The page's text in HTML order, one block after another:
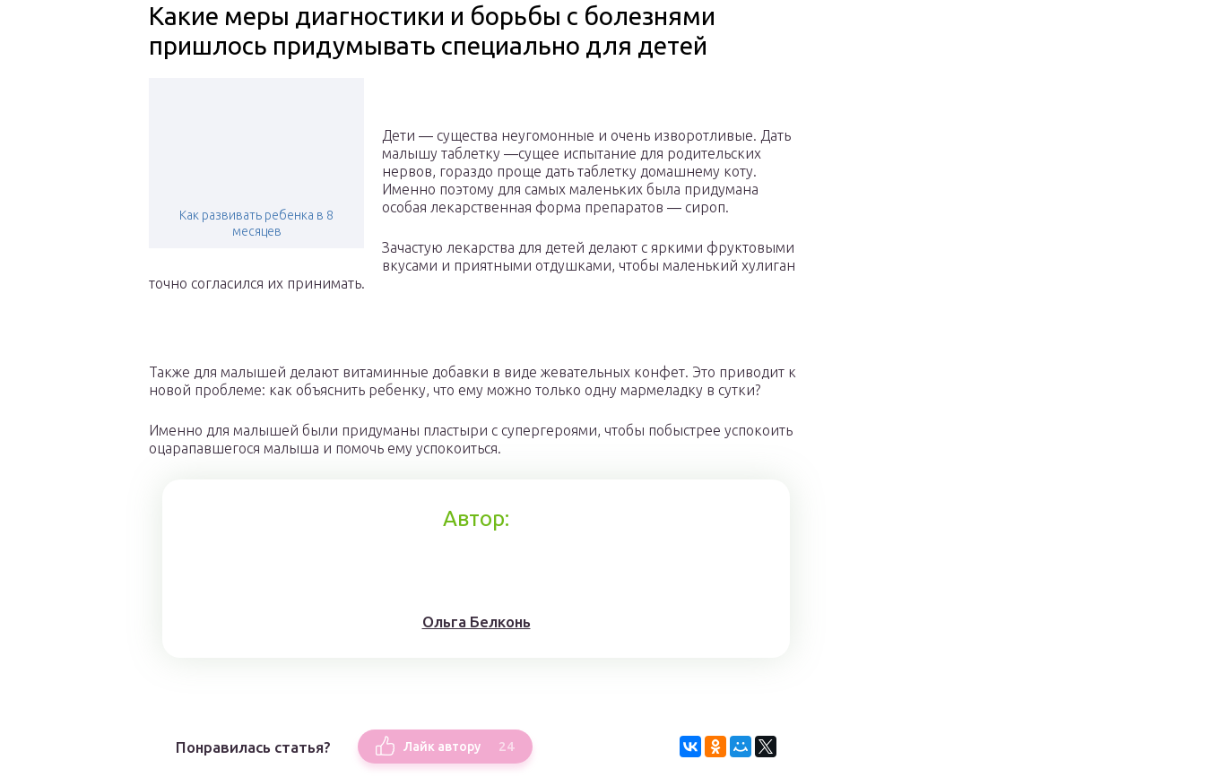
Какие меры диагностики и борьбы с болезнями
пришлось придумывать специально для детей
Как развивать ребенка в 8
месяцев
Дети ― существа неугомонные и очень изворотливые. Дать
малышу таблетку ―сущее испытание для родительских
нервов, гораздо проще дать таблетку домашнему коту.
Именно поэтому для самых маленьких была придумана
особая лекарственная форма препаратов ― сироп.
Зачастую лекарства для детей делают с яркими фруктовыми
вкусами и приятными отдушками, чтобы маленький хулиган
точно согласился их принимать.
Также для малышей делают витаминные добавки в виде жевательных конфет. Это приводит к
новой проблеме: как объяснить ребенку, что ему можно только одну мармеладку в сутки?
Именно для малышей были придуманы пластыри с супергероями, чтобы побыстрее успокоить
оцарапавшегося малыша и помочь ему успокоиться.
Автор:
Ольга Белконь
Понравилась статья? Лайк автору 24